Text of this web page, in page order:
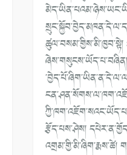
མེད་
སྲུང་སྐྱོབ་བྱེ
ཞེ
ཀྱི་ཁག་འཇོག་
རྩོད་པས་ཤེས།
འགྲམ་གྱི་མི་ཞིག་རྨས་ཚེ།